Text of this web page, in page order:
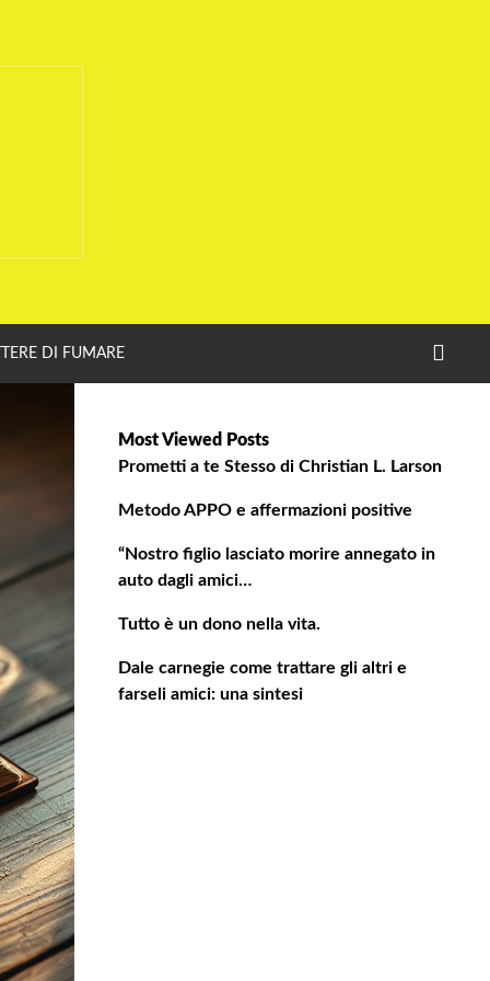
DI FUMARE
Most Viewed Posts
Prometti a te Stesso di Christian L. Larson
Metodo APPO e affermazioni positive
“Nostro figlio lasciato morire annegato in
auto dagli amici…
Tutto è un dono nella vita.
Dale carnegie come trattare gli altri e
farseli amici: una sintesi